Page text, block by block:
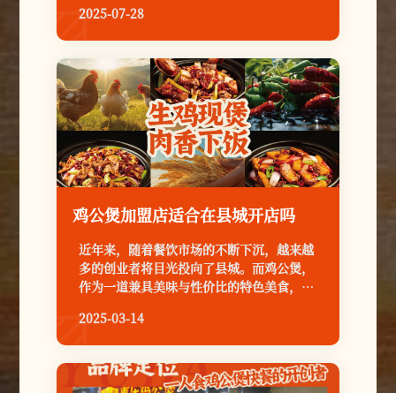
道。
2025-07-28

鸡公煲加盟店适合在县城开店吗
近年来，随着餐饮市场的不断下沉，越来越
多的创业者将目光投向了县城。而鸡公煲，
作为一道兼具美味与性价比的特色美食，正
一家鸡公煲加盟店，真的能赚钱吗？答案是
肯定的！但如何开好一家店，却是一门学
问。
2025-03-14
